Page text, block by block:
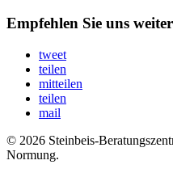
Empfehlen Sie uns
tweet
teilen
mitteilen
teilen
mail
© 2026 Steinbeis-
Normung.